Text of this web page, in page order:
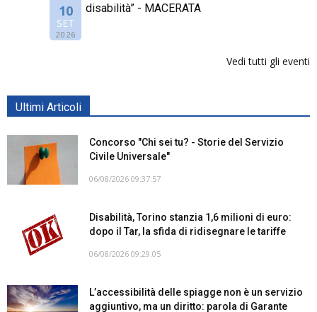
10
SET
2026
disabilità” - MACERATA
Vedi tutti gli eventi
Ultimi Articoli
Concorso "Chi sei tu? - Storie del Servizio
Civile Universale"
06/08/2026 09:37:57
Disabilità, Torino stanzia 1,6 milioni di euro:
dopo il Tar, la sfida di ridisegnare le tariffe
06/08/2026 09:29:05
L’accessibilità delle spiagge non è un servizio
aggiuntivo, ma un diritto: parola di Garante